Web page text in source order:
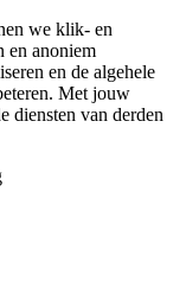
we klik- en
en anoniem
en de algehele
Met jouw
diensten van derden